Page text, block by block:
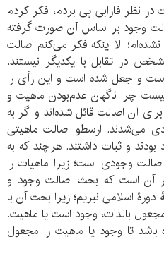
نظر فارابی پی بردم، فکر کردم
وجود بر اساس آن صورت گرفته
الا اینکه فکر می‌کنم اصالت
در تقابل با یکدیگر نیستند.
و جعل شده است و این رأی را
چرا ناگهان عدم‌بودن ماهیت و
آن اصالت قائل شده‌اند و اگر به
می‌شدند. ارسطو اصالت ماهیتی
بودند و ثبات داشتند. هرچند که به
وجودی است؛ زیرا ماهیات را
آن است که بحث اصالت وجود و
اسلامی نبریم؛ زیرا بحث آن با
بالذات، وجود است یا ماهیت.
تا وجود یا ماهیت را مجعول